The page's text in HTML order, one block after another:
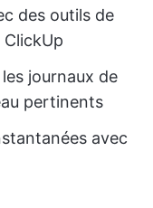
des outils de
journaux de
pertinents
avec